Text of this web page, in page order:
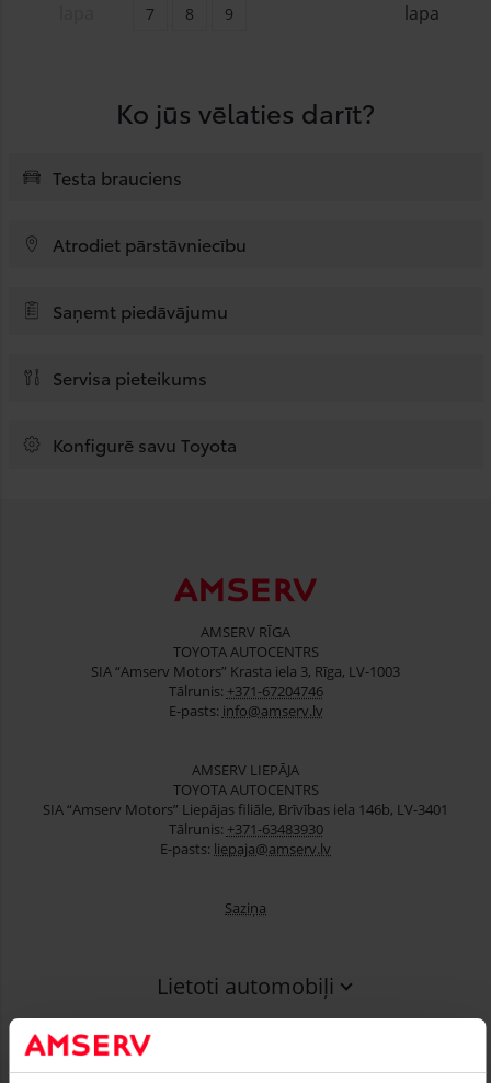
lapa
7
8 9
Ko jūs vēlaties darīt?
Testa brauciens
Atrodiet pārstāvniecību
Saņemt piedāvājumu
Servisa pieteikums
Konfigurē savu Toyota
AMSERV RĪGA
TOYOTA AUTOCENTRS
SIA “Amserv Motors” Krasta iela 3, Rīga, LV-1003
Tālrunis: +371-67204746
E-pasts: info@amserv.lv
AMSERV LIEPĀJA
TOYOTA AUTOCENTRS
SIA “Amserv Motors” Liepājas filiāle, Brīvības iela 146b, LV-3401
Tālrunis: +371-63483930
E-pasts: liepaja@amserv.lv
Saziņa
Lietoti automobiļi
Serviss